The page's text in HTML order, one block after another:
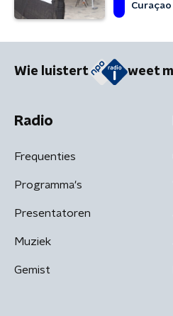
Curaçao
Wie luistert weet
Radio
Frequenties
Programma's
Presentatoren
Muziek
Gemist